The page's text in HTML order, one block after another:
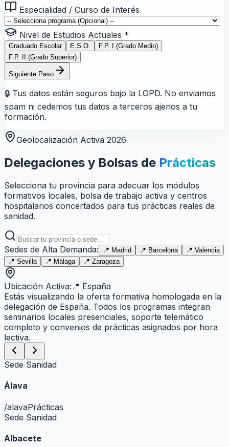
Especialidad / Curso de Interés
Nivel de Estudios Actuales *
Graduado Escolar E.S.O.
F.P. I (Grado Medio)
F.P. II (Grado Superior)
Siguiente Paso
🔒 Tus datos están seguros bajo la LOPD. No enviamos
spam ni cedemos tus datos a terceros ajenos a tu
formación.
Geolocalización Activa 2026
Delegaciones y Bolsas de Prácticas
Selecciona tu provincia para adecuar los módulos
formativos locales, bolsa de trabajo activa y centros
hospitalarios concertados para tus prácticas reales de
sanidad.
Sedes de Alta Demanda: 📍 Madrid 📍 Barcelona 📍 Valencia
📍 Sevilla 📍 Málaga 📍 Zaragoza
Ubicación Activa: 📍 España
Estás visualizando la oferta formativa homologada en la
delegación de España. Todos los programas integran
seminarios locales presenciales, soporte telemático
completo y convenios de prácticas asignados por hora
lectiva.
Sede Sanidad
Álava
/alavaPrácticas
Sede Sanidad
Albacete